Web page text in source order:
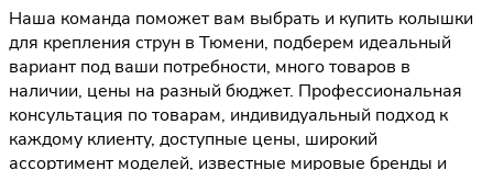
Наша команда поможет вам выбрать и купить колышки
для крепления струн в Тюмени, подберем идеальный
вариант под ваши потребности, много товаров в
наличии, цены на разный бюджет. Профессиональная
консультация по товарам, индивидуальный подход к
каждому клиенту, доступные цены, широкий
ассортимент моделей, известные мировые бренды и